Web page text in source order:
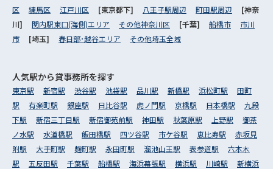
区
練馬区 江戸川区 [東京都下] 八王子駅周辺 町田駅周辺
[神奈
川] 関内駅東口(海側)エリア その他神奈川区 [千葉] 船橋市
市川
市
[埼玉] 春日部･越谷エリア その他埼玉全域
人気駅から貸事務所を探す
東京駅 新宿駅 渋谷駅 池袋駅 品川駅 新橋駅 浜松町駅
田町
駅
有楽町駅 銀座駅 日比谷駅 虎ノ門駅 京橋駅 日本橋駅
九段
下駅
新宿三丁目駅 新宿御苑前駅 神田駅 秋葉原駅 上野駅
御茶
ノ水駅
水道橋駅 飯田橋駅 四ツ谷駅 市ケ谷駅 恵比寿駅
赤坂見
附駅
大手町駅 麹町駅 永田町駅 溜池山王駅 表参道駅
六本木
駅
五反田駅 千葉駅 船橋駅 海浜幕張駅 横浜駅 川崎駅
新横浜